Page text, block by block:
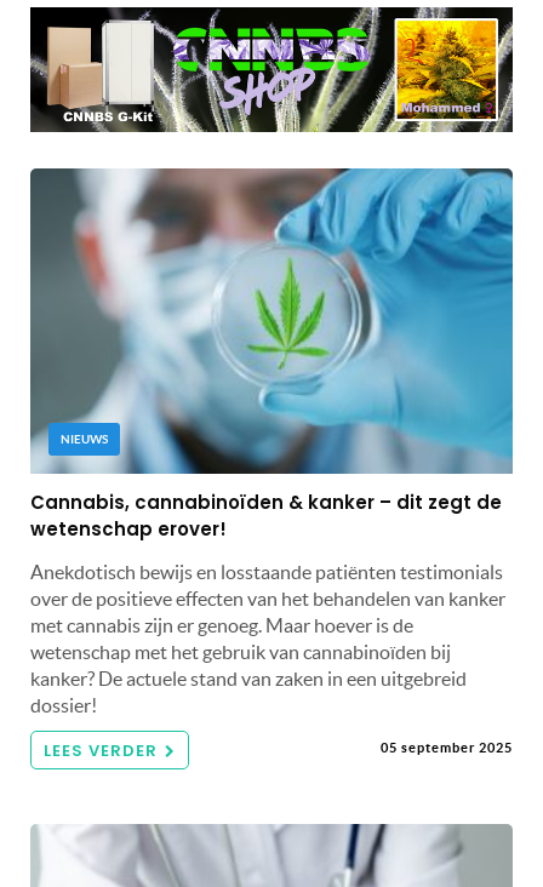
NIEUWS
Cannabis, cannabinoïden & kanker – dit zegt de
wetenschap erover!
Anekdotisch bewijs en losstaande patiënten testimonials
over de positieve effecten van het behandelen van kanker
met cannabis zijn er genoeg. Maar hoever is de
wetenschap met het gebruik van cannabinoïden bij
kanker? De actuele stand van zaken in een uitgebreid
dossier!
LEES VERDER 05 september 2025